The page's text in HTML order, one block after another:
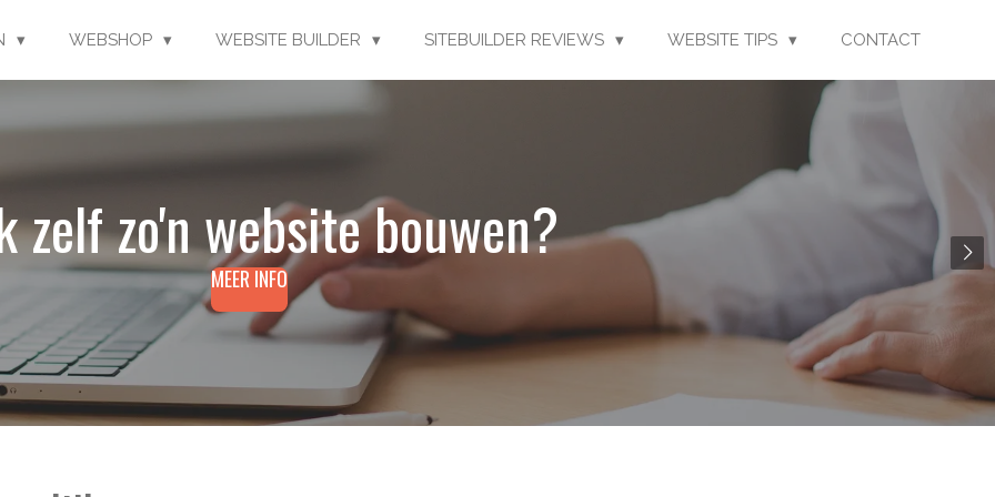
WEBSHOP WEBSITE BUILDER SITEBUILDER REVIEWS WEBSITE TIPS CONTACT
zelf zo'n website bouwen?
MEER INFO